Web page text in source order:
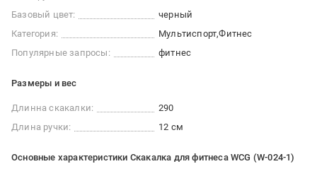
Базовый цвет:
черный
Категория:
Мультиспорт Фитнес
Популярные запросы:
фитнес
Размеры и вес
Длинна скакалки:
290
Длина ручки:
12 см
Основные характеристики Скакалка для фитнеса WCG (W-024-1)